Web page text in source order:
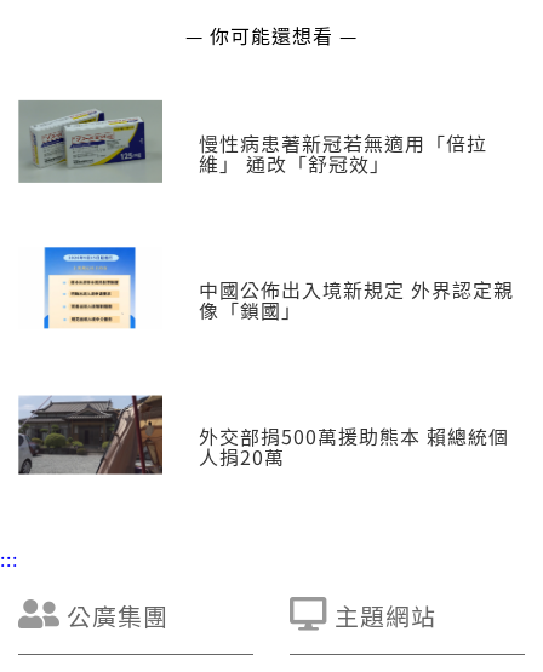
— 你可能還想看 —
慢性病患著新冠若無適用「倍拉
維」 通改「舒冠效」
中國公佈出入境新規定 外界認定親
像「鎖國」
外交部捐500萬援助熊本 賴總統個
人捐20萬
:::
公廣集團 主題網站